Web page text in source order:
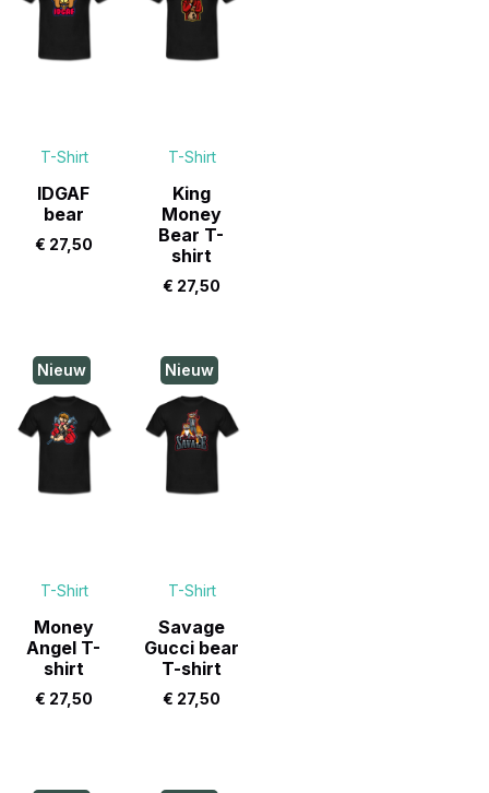
T-Shirt
IDGAF
bear
€ 27,50
T-Shirt
King
Money
Bear T-
shirt
€ 27,50
Nieuw
T-Shirt
Money
Angel T-
shirt
€ 27,50
Nieuw
T-Shirt
Savage
Gucci bear
T-shirt
€ 27,50